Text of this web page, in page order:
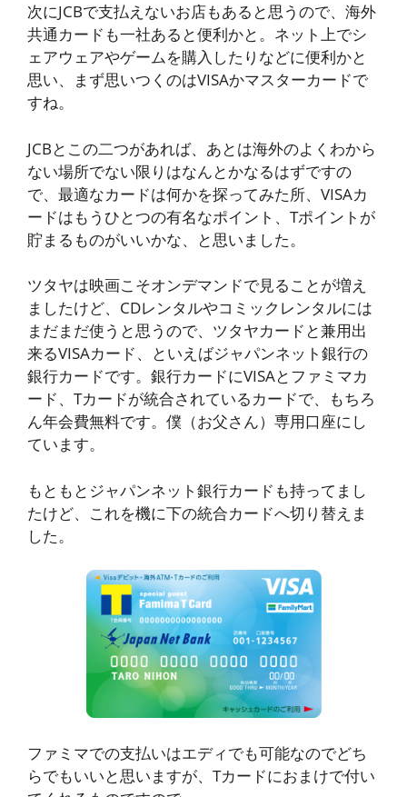
次にJCBで支払えないお店もあると思うので、海外
共通カードも一社あると便利かと。ネット上でシ
ェアウェアやゲームを購入したりなどに便利かと
思い、まず思いつくのはVISAかマスターカードで
すね。
JCBとこの二つがあれば、あとは海外のよくわから
ない場所でない限りはなんとかなるはずですの
で、最適なカードは何かを探ってみた所、VISAカ
ードはもうひとつの有名なポイント、Tポイントが
貯まるものがいいかな、と思いました。
ツタヤは映画こそオンデマンドで見ることが増え
ましたけど、CDレンタルやコミックレンタルには
まだまだ使うと思うので、ツタヤカードと兼用出
来るVISAカード、といえばジャパンネット銀行の
銀行カードです。銀行カードにVISAとファミマカ
ード、Tカードが統合されているカードで、もちろ
ん年会費無料です。僕（お父さん）専用口座にし
ています。
もともとジャパンネット銀行カードも持ってまし
たけど、これを機に下の統合カードへ切り替えま
した。
ファミマでの支払いはエディでも可能なのでどち
らでもいいと思いますが、Tカードにおまけで付い